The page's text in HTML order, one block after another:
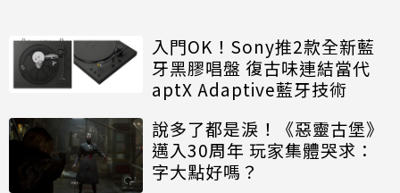
入門OK！Sony推2款全新藍
牙黑膠唱盤 復古味連結當代
aptX Adaptive藍牙技術
說多了都是淚！《惡靈古堡》
邁入30周年 玩家集體哭求：
字大點好嗎？